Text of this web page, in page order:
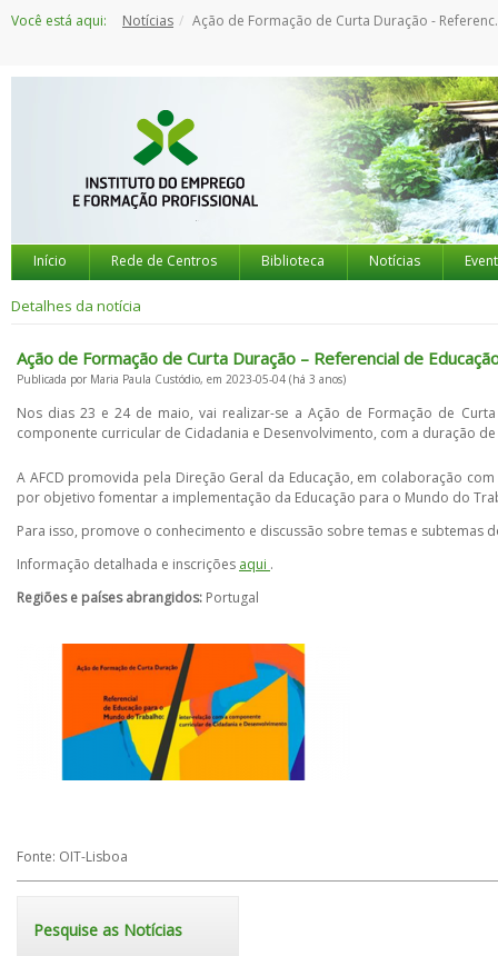
paraVocê está aqui: Notícias Ação de Formação de Curta Duração - Referencial de Educação para o Mundo do Trabalho - 23 e 24 maio
Início Rede de Centros Biblioteca Notícias
Detalhes da notícia
Ação de Formação de Curta Duração – Referencial de
Publicada por Maria Paula Custódio, em 2023-05-04 (há 3 anos)
Nos dias 23 e 24 de maio, vai realizar-se a Ação de Formação de
componente curricular de Cidadania e Desenvolvimento, com a duração
A AFCD promovida pela Direção Geral da Educação, em colaboração
por objetivo fomentar a implementação da Educação para o Mundo do
Para isso, promove o conhecimento e discussão sobre temas e subtemas
Informação detalhada e inscrições aqui .
Regiões e países abrangidos: Portugal
Fonte: OIT-Lisboa
Pesquise as Notícias